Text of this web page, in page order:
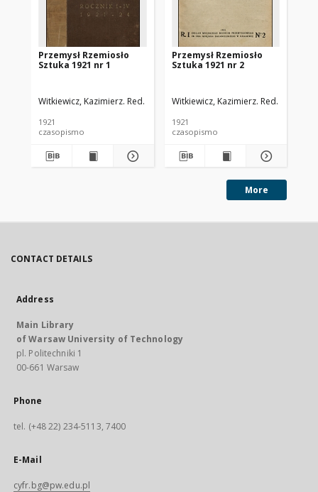
Przemysł Rzemiosło
Sztuka 1921 nr 1
Witkiewicz, Kazimierz. Red.
1921
czasopismo
Przemysł Rzemiosło
Sztuka 1921 nr 2
Witkiewicz, Kazimierz. Red.
1921
czasopismo
More
CONTACT DETAILS
Address
Main Library
of Warsaw University of Technology
pl. Politechniki 1
00-661 Warsaw
Phone
tel. (+48 22) 234-5113, 7400
E-Mail
cyfr.bg@pw.edu.pl